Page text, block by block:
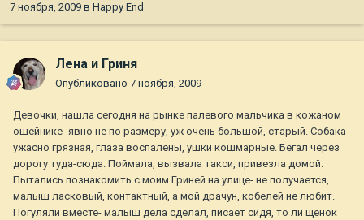
7 ноября, 2009 в Happy End
Лена и Гриня
Опубликовано 7 ноября, 2009
Девочки, нашла сегодня на рынке палевого мальчика в кожаном
ошейнике- явно не по размеру, уж очень большой, старый. Собака
ужасно грязная, глаза воспалены, ушки кошмарные. Бегал через
дорогу туда-сюда. Поймала, вызвала такси, привезла домой.
Пытались познакомить с моим Гриней на улице- не получается,
малыш ласковый, контактный, а мой драчун, кобелей не любит.
Погуляли вместе- малыш дела сделал, писает сидя, то ли щенок